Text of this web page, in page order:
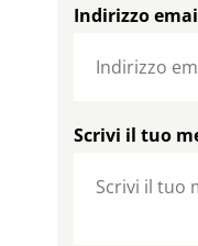
Indirizzo
Scrivi il tuo